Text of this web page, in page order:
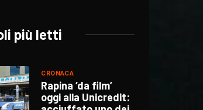
più letti
CRONACA
Rapina ‘da film’
oggi alla Unicredit: